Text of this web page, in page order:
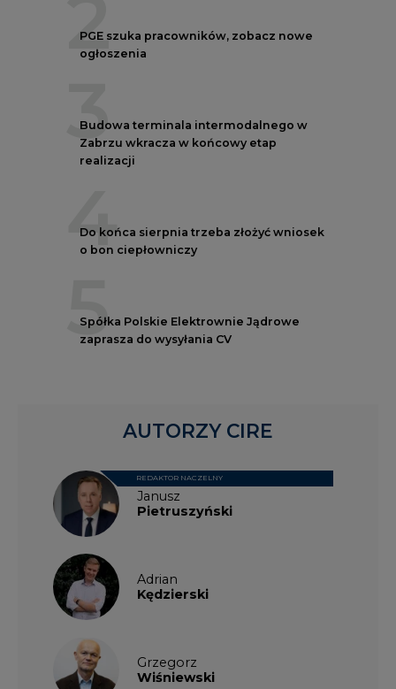
2
PGE szuka pracowników, zobacz nowe
ogłoszenia
3
Budowa terminala intermodalnego w
Zabrzu wkracza w końcowy etap
realizacji
4
Do końca sierpnia trzeba złożyć wniosek
o bon ciepłowniczy
5
Spółka Polskie Elektrownie Jądrowe
zaprasza do wysyłania CV
Janusz
Pietruszyński
REDAKTOR NACZELNY
Adrian
Kędzierski
Grzegorz
Wiśniewski
AUTORZY CIRE